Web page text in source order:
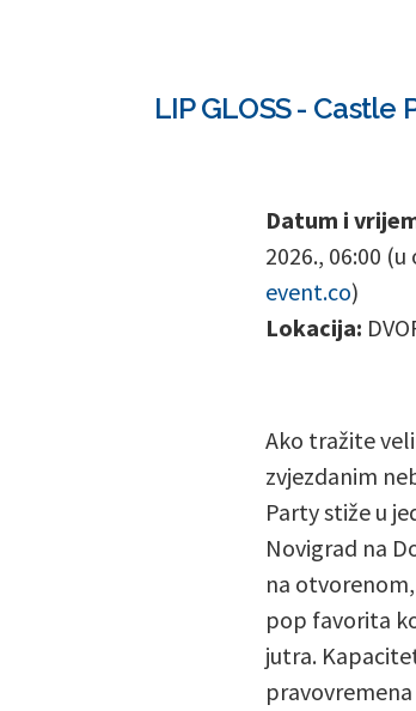
LIP GLOSS -
Datum i
2026., 06:00
event.co)
Lokacija:
Ako tražite
zvjezdanim
Party stiže u
Novigrad na
na
pop favorita
jutra.